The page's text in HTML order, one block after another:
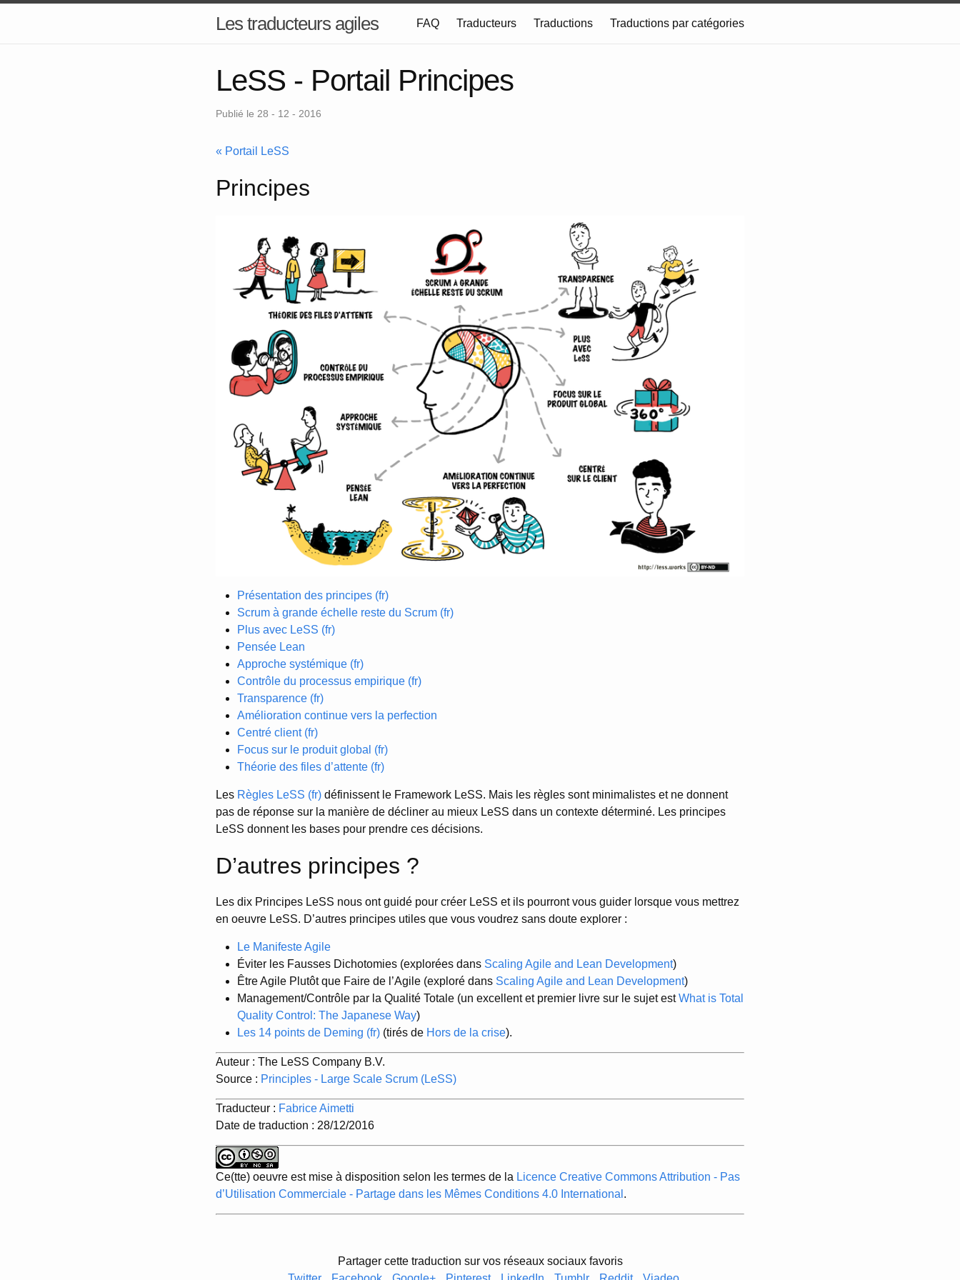
Les traducteurs agiles FAQ Traducteurs Traductions Traductions par catégories
LeSS - Portail Principes
Publié le 28 - 12 - 2016
« Portail LeSS
Principes
Présentation des principes (fr)
Scrum à grande échelle reste du Scrum (fr)
Plus avec LeSS (fr)
Pensée Lean
Approche systémique (fr)
Contrôle du processus empirique (fr)
Transparence (fr)
Amélioration continue vers la perfection
Centré client (fr)
Focus sur le produit global (fr)
Théorie des files d’attente (fr)
Les Règles LeSS (fr) définissent le Framework LeSS. Mais les règles sont minimalistes et ne donnent
pas de réponse sur la manière de décliner au mieux LeSS dans un contexte déterminé. Les principes
LeSS donnent les bases pour prendre ces décisions.
D’autres principes ?
Les dix Principes LeSS nous ont guidé pour créer LeSS et ils pourront vous guider lorsque vous mettrez
en oeuvre LeSS. D’autres principes utiles que vous voudrez sans doute explorer :
Le Manifeste Agile
Éviter les Fausses Dichotomies (explorées dans Scaling Agile and Lean Development)
Être Agile Plutôt que Faire de l’Agile (exploré dans Scaling Agile and Lean Development)
Management/Contrôle par la Qualité Totale (un excellent et premier livre sur le sujet estWhat is Total
Quality Control: The Japanese Way)
Les 14 points de Deming (fr) (tirés de Hors de la crise).
Auteur : The LeSS Company B.V.
Source : Principles - Large Scale Scrum (LeSS)
Traducteur : Fabrice Aimetti
Date de traduction : 28/12/2016
Ce(tte) oeuvre est mise à disposition selon les termes de la Licence Creative Commons Attribution - Pas
d’Utilisation Commerciale - Partage dans les Mêmes Conditions 4.0 International .
Partager cette traduction sur vos réseaux sociaux favoris